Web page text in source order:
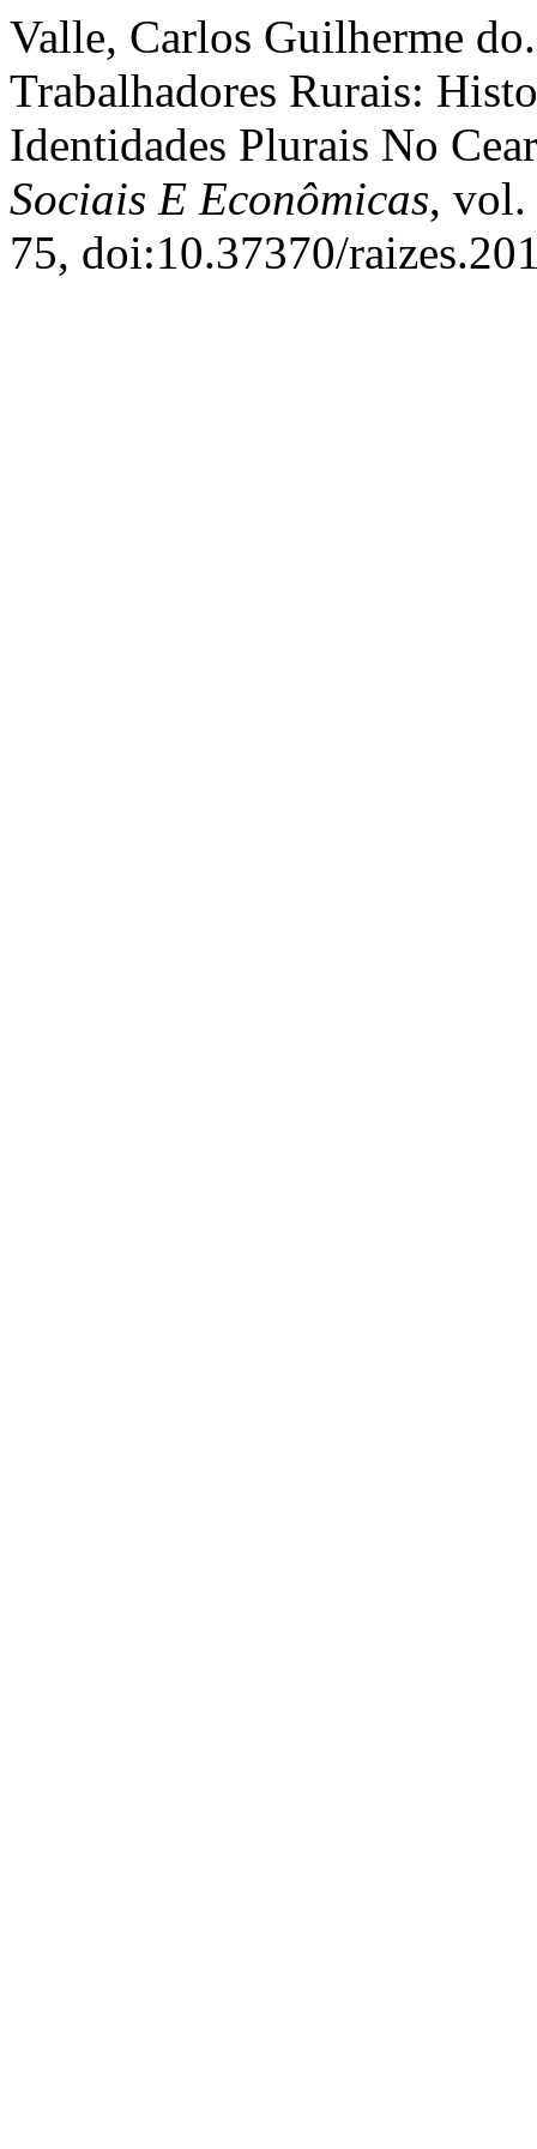
Valle, Carlos Guilherme
Trabalhadores Rurais:
Identidades Plurais No
Sociais E Econômicas, vol.
75, doi:10.37370/